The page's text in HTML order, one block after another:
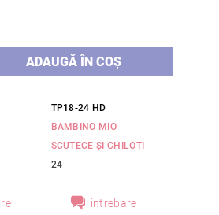
TP18-24 HD
BAMBINO MIO
SCUTECE ȘI CHILOȚI
24
intrebare